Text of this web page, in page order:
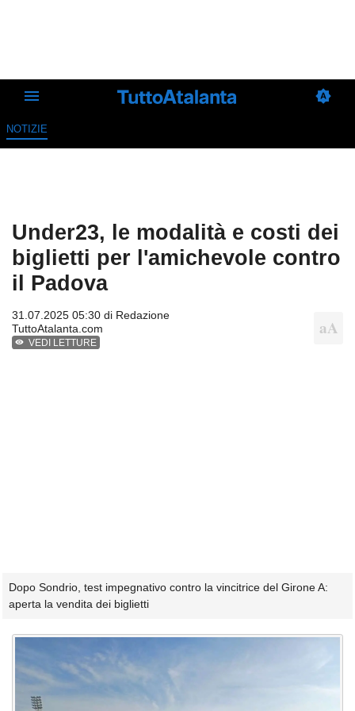
NOTIZIE
Under23, le modalità e costi dei
biglietti per l'amichevole contro
il Padova
31.07.2025 05:30 di Redazione
TuttoAtalanta.com
VEDI LETTURE
Dopo Sondrio, test impegnativo contro la vincitrice del Girone A:
aperta la vendita dei biglietti